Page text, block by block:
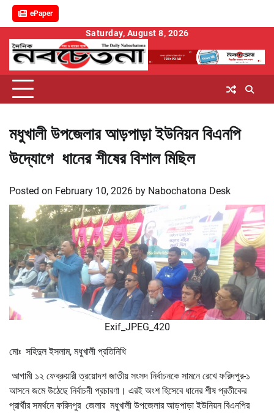
ePaper
content
Saturday, August 8, 2026
মধুখালী উপজেলার আড়পাড়া ইউনিয়ন বিএনপি
উদ্যোগে ধানের শীষের বিশাল মিছিল
Posted on February 10, 2026 by Nabochatona Desk
Exif_JPEG_420
মোঃ সহিদুল ইসলাম, মধুখালী প্রতিনিধি
আগামী ১২ ফেব্রুয়ারী ত্রয়োদশ জাতীয় সংসদ নির্বাচনকে সামনে রেখে ফরিদপুর-১
আসনে জমে উঠেছে নির্বাচনী প্রচারণা। এরই অংশ হিসেবে ধানের শীষ প্রতীকের
প্রার্থীর সমর্থনে ফরিদপুর জেলার মধুখালী উপজেলার আড়পাড়া ইউনিয়ন বিএনপির